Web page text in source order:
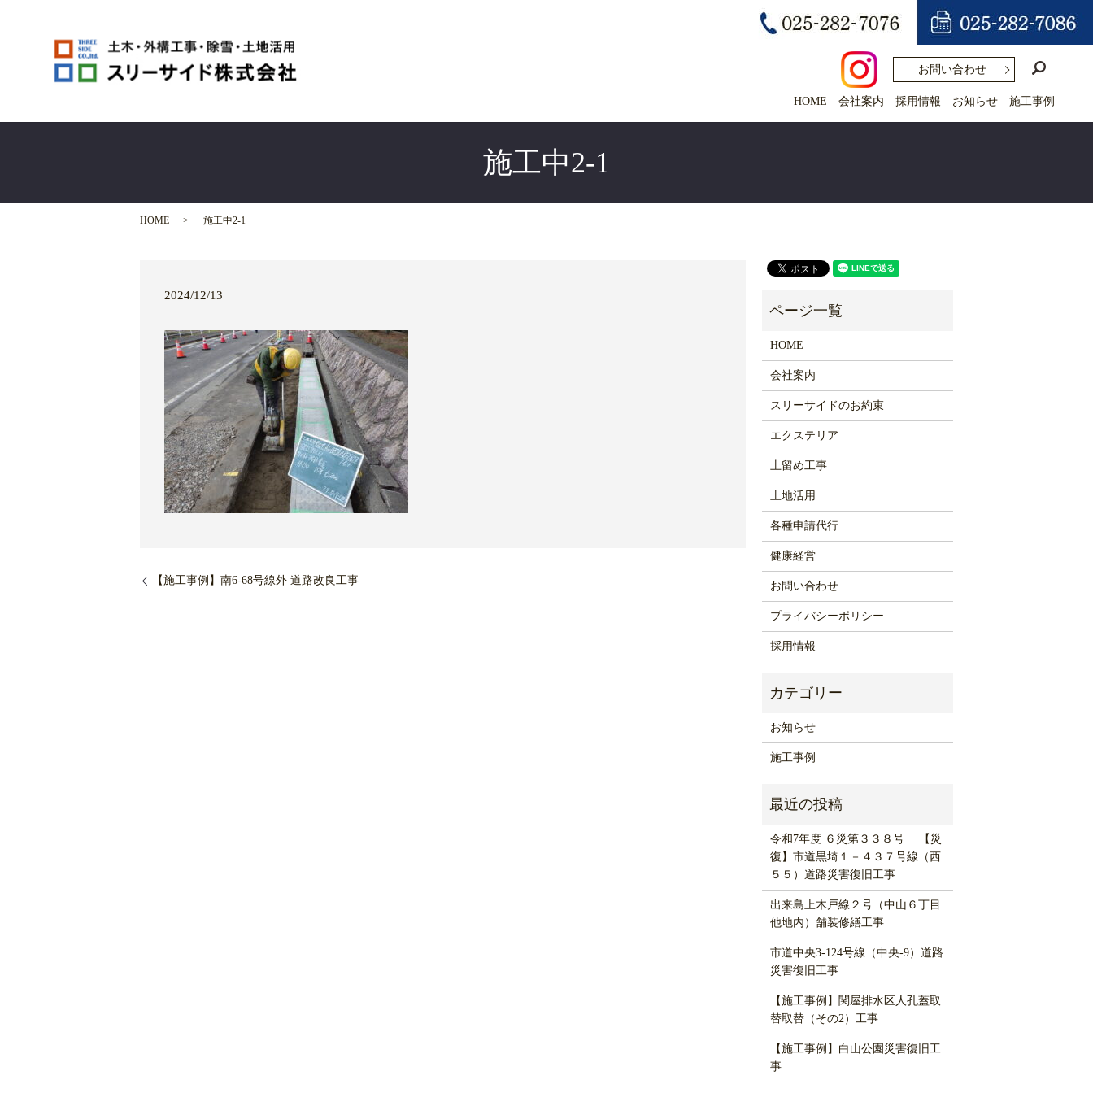
お問い合わせ
HOME 会社案内 採用情報 お知らせ 施工事例
施工中2-1
HOME 施工中2-1
2024/12/13
【施工事例】南6-68号線外 道路改良工事
HOME
会社案内
スリーサイドのお約束
エクステリア
土留め工事
土地活用
各種申請代行
健康経営
お問い合わせ
プライバシーポリシー
採用情報
お知らせ
施工事例
令和7年度 ６災第３３８号 【災
復】市道黒埼１－４３７号線（西
５５）道路災害復旧工事
出来島上木戸線２号（中山６丁目
他地内）舗装修繕工事
市道中央3-124号線（中央-9）道路
災害復旧工事
【施工事例】関屋排水区人孔蓋取
替取替（その2）工事
【施工事例】白山公園災害復旧工
事